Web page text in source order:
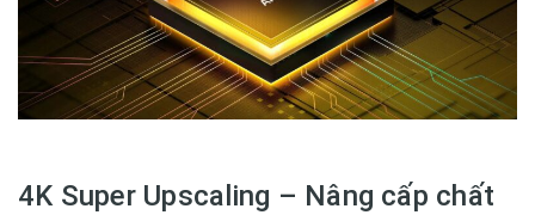
4K Super Upscaling – Nâng cấp chất